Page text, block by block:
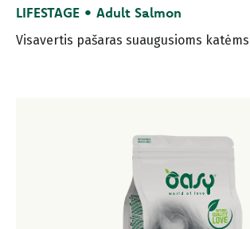
LIFESTAGE • Adult Salmon
Visavertis pašaras suaugusioms katėms